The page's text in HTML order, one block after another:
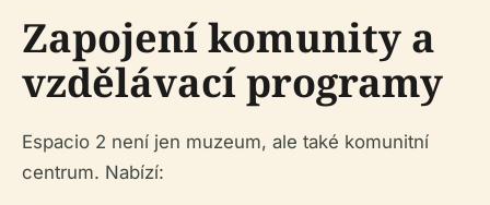
Zapojení komunity a
vzdělávací programy
Espacio 2 není jen muzeum, ale také komunitní
centrum. Nabízí: